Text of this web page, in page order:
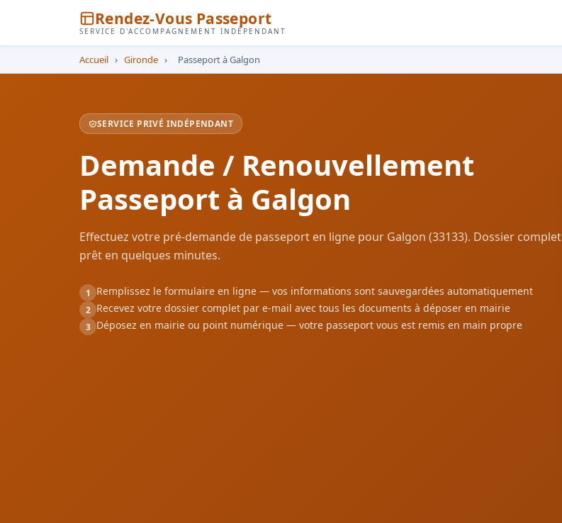
Rendez-Vous Passeport
SERVICE D'ACCOMPAGNEMENT INDÉPENDANT
Accueil › Gironde › Passeport à Galgon
SERVICE PRIVÉ INDÉPENDANT
Demande / Renouvellement
Passeport à Galgon
Effectuez votre pré-demande de passeport en ligne pour Galgon (33133). Dossier complet
prêt en quelques minutes.
1 Remplissez le formulaire en ligne — vos informations sont sauvegardées automatiquement
2 Recevez votre dossier complet par e-mail avec tous les documents à déposer en mairie
3 Déposez en mairie ou point numérique — votre passeport vous est remis en main propre